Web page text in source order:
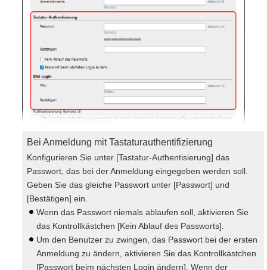
Bei Anmeldung mit Tastaturauthentifizierung
Konfigurieren Sie unter [Tastatur-Authentisierung] das
Passwort, das bei der Anmeldung eingegeben werden soll.
Geben Sie das gleiche Passwort unter [Passwort] und
[Bestätigen] ein.
Wenn das Passwort niemals ablaufen soll, aktivieren Sie
das Kontrollkästchen [Kein Ablauf des Passworts].
Um den Benutzer zu zwingen, das Passwort bei der ersten
Anmeldung zu ändern, aktivieren Sie das Kontrollkästchen
[Passwort beim nächsten Login ändern]. Wenn der